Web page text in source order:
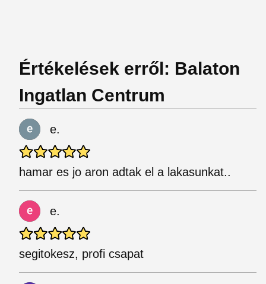
Értékelések erről: Balaton
Ingatlan Centrum
e.
hamar es jo aron adtak el a lakasunkat..
e.
segitokesz, profi csapat